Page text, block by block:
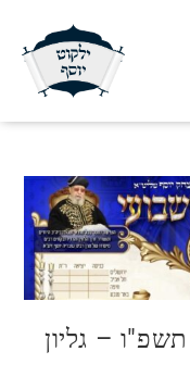
– גליון